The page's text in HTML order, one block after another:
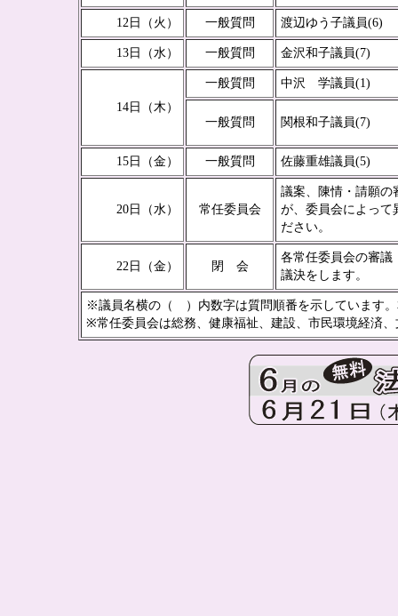
12日（火） 一般質問 渡辺ゆう子議員(6)
13日（水） 一般質問 金沢和子議員(7)
14日（木）
一般質問 中沢 学議員(1)
一般質問 関根和子議員(7)
15日（金） 一般質問 佐藤重雄議員(5)
20日（水） 常任委員会
議案、陳情・請願の
が、委員会によって
ださい。
22日（金） 閉 会
各常任委員会の審議
議決をします。
※議員名横の（ ）内数字は質問順番を示しています
※常任委員会は総務、健康福祉、建設、市民環境経済